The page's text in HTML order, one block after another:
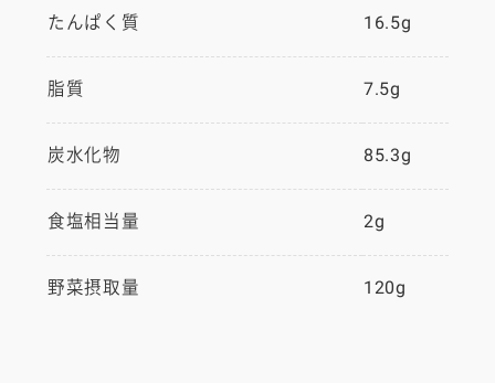
たんぱく質 16.5g
脂質 7.5g
炭水化物 85.3g
食塩相当量 2g
野菜摂取量 120g